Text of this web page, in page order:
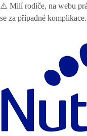
⚠️ Milí rodiče, na webu
se za případné komplikace.